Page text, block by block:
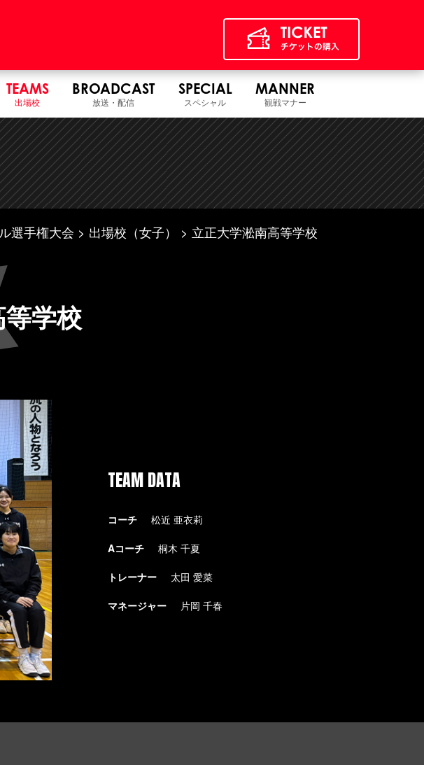
TEAMS
出場校
BROADCAST
放送・配信
SPECIAL
スペシャル
MANNER
観戦マナー
選手権大会 出場校（女子） 立正大学淞南高等学校
学校
TEAM DATA
コーチ 松近 亜衣莉
Aコーチ 桐木 千夏
トレーナー 太田 愛菜
マネージャー 片岡 千春